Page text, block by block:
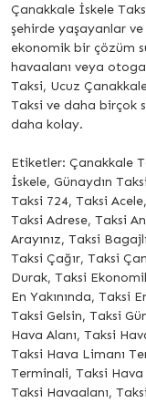
Çanakkale İskele
şehirde yaşayanlar
ekonomik bir çözüm
havaalanı veya
Taksi, Ucuz
Taksi ve daha birçok
daha kolay.
Etiketler: Çanakkale
İskele, Günaydın
Taksi 724, Taksi
Taksi Adrese, Taksi
Arayınız, Taksi
Taksi Çağır, Taksi
Durak, Taksi
En Yakınında, Taksi
Taksi Gelsin, Taksi
Hava Alanı, Taksi
Taksi Hava Limanı
Terminali, Taksi
Taksi Havaalanı,